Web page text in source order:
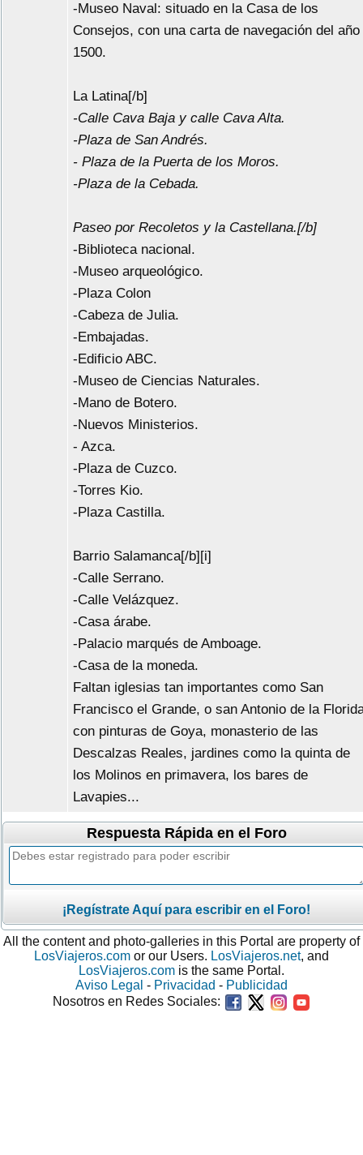
-Museo Naval: situado en la Casa de los
Consejos, con una carta de navegación del año
1500.
La Latina[/b]
-Calle Cava Baja y calle Cava Alta.
-Plaza de San Andrés.
- Plaza de la Puerta de los Moros.
-Plaza de la Cebada.
Paseo por Recoletos y la Castellana.[/b]
-Biblioteca nacional.
-Museo arqueológico.
-Plaza Colon
-Cabeza de Julia.
-Embajadas.
-Edificio ABC.
-Museo de Ciencias Naturales.
-Mano de Botero.
-Nuevos Ministerios.
- Azca.
-Plaza de Cuzco.
-Torres Kio.
-Plaza Castilla.
Barrio Salamanca[/b][i]
-Calle Serrano.
-Calle Velázquez.
-Casa árabe.
-Palacio marqués de Amboage.
-Casa de la moneda.
Faltan iglesias tan importantes como San
Francisco el Grande, o san Antonio de la
con pinturas de Goya, monasterio de las
Descalzas Reales, jardines como la quinta de
los Molinos en primavera, los bares de
Lavapies...
Respuesta Rápida en el Foro
¡Regístrate Aquí para escribir en el Foro!
All the content and photo-galleries in this Portal are property of
LosViajeros.com or our Users. LosViajeros.net, and
LosViajeros.com is the same Portal.
Aviso Legal - Privacidad - Publicidad
Nosotros en Redes Sociales: